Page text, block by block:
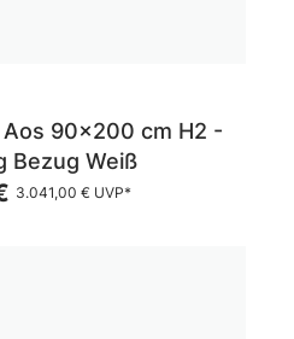
90x200 cm H2 -
Bezug Weiß
3.041,00 € UVP*